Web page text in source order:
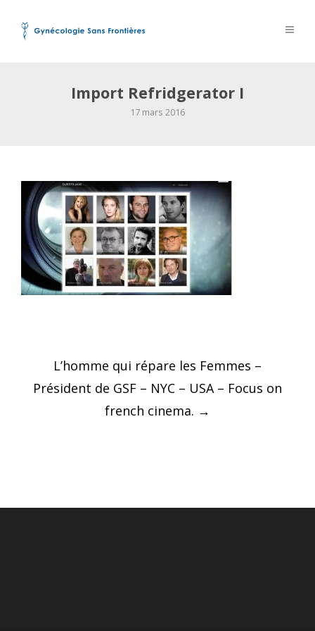
Import Refridgerator I
17 mars 2016
Post
navigation
L’homme qui répare les Femmes –
Président de GSF – NYC – USA – Focus on
french cinema. →